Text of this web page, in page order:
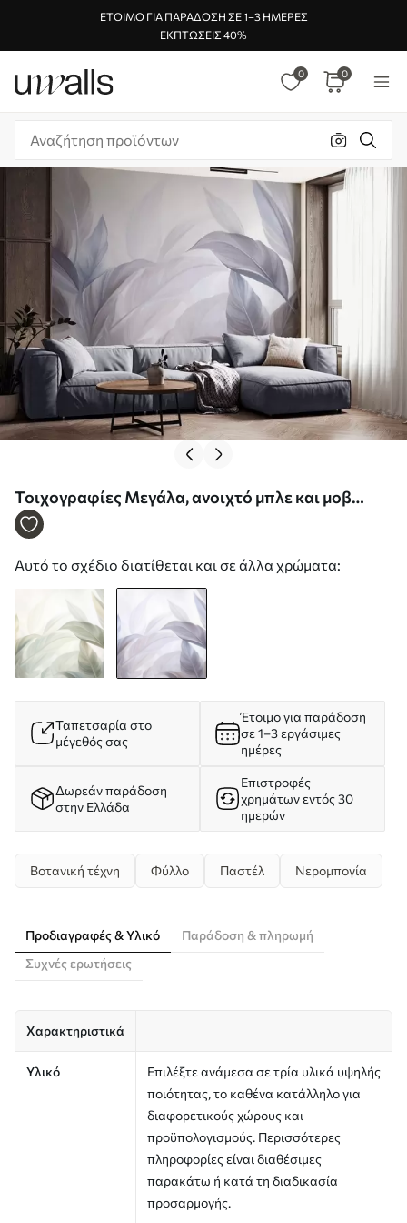
ΈΤΟΙΜΟ ΓΙΑ ΠΑΡΆΔΟΣΗ ΣΕ 1–3 ΗΜΈΡΕΣ
ΕΚΠΤΏΣΕΙΣ 40%
0 0
Τοιχογραφίες Μεγάλα, ανοιχτό μπλε και μοβ
τροπικά φύλλα με απαλά, παστέλ χρώματα, έργο
Αυτό το σχέδιο διατίθεται και σε άλλα χρώματα:
Ταπετσαρία στο
μέγεθός σας
Έτοιμο για παράδοση
σε 1–3 εργάσιμες
ημέρες
Δωρεάν παράδοση
στην Ελλάδα
Επιστροφές
χρημάτων εντός 30
ημερών
Βοτανική τέχνη Φύλλο Παστέλ Νερομπογία
Προδιαγραφές & Υλικό
Παράδοση & πληρωμή
Συχνές ερωτήσεις
Χαρακτηριστικά
Υλικό
Επιλέξτε ανάμεσα σε τρία υλικά υψηλής
ποιότητας, το καθένα κατάλληλο για
διαφορετικούς χώρους και
προϋπολογισμούς. Περισσότερες
πληροφορίες είναι διαθέσιμες
παρακάτω ή κατά τη διαδικασία
προσαρμογής.